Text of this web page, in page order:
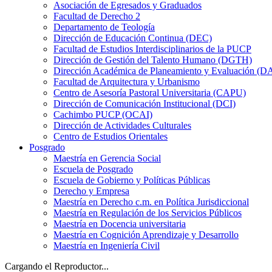
Asociación de Egresados y Graduados
Facultad de Derecho 2
Departamento de Teología
Dirección de Educación Continua (DEC)
Facultad de Estudios Interdisciplinarios de la PUCP
Dirección de Gestión del Talento Humano (DGTH)
Dirección Académica de Planeamiento y Evaluación
Facultad de Arquitectura y Urbanismo
Centro de Asesoría Pastoral Universitaria (CAPU)
Dirección de Comunicación Institucional (DCI)
Cachimbo PUCP (OCAI)
Dirección de Actividades Culturales
Centro de Estudios Orientales
Posgrado
Maestría en Gerencia Social
Escuela de Posgrado
Escuela de Gobierno y Políticas Públicas
Derecho y Empresa
Maestría en Derecho c.m. en Política Jurisdiccional
Maestría en Regulación de los Servicios Públicos
Maestría en Docencia universitaria
Maestría en Cognición Aprendizaje y Desarrollo
Maestría en Ingeniería Civil
Cargando el Reproductor...